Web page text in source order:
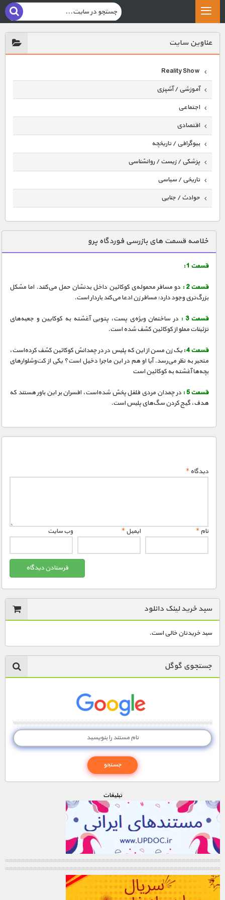
عناوين سايت
Reality Show
آموزشی / آشپزی
اجتماعی
اقتصادی
بیوگرافی / تاریخچه
پزشکی / زیست / روانشناسی
تاریخی / سیاسی
حوادث / جنایی
دنیای خوراکی ها
زمین شناسی / محیط زیست
سازه/ معماری/ مهندسی
سرگرمی
فرهنگ / هنر
گردشگری
خلاصه قسمت های بازرسی فوردگاه پرو
قسمت 1 :
قسمت 2 :
دو مسافر محموله‌ی کوکائین داخل بدنشان حمل می‌کنند. اما مشکل
بزرگ‌تری وجود دارد:‌ مسافر زن ادعا می‌کند باردار است.
قسمت 3 :
در ساختمان ویژه‌ی پست، پتویی آغشته به کوکایین و جعبه‌های
تزئینات مملو از کوکائین کشف شده است.
قسمت 4 :
یک زن مسن از این که پلیس در در چمدانش کوکائین کشف کرده‌است،
متحیر به نظر می‌رسد. آیا او هم در این ماجرا دخیل است؟ یکی از کت‌وشلوارهای
بچه‌ها آغشته به کوکائین است
قسمت 5 :
در چمدان مردی فلفل پخش شده‌است، افسران بر این باور هستند که
هدف، گیج کردن سگ‌های پلیس است.
دیدگاه*
نام* ایمیل* وب‌ سایت
سبد خرید لینک دانلود
سبد خریدتان خالی است.
جستجوی گوگل
تبليغات